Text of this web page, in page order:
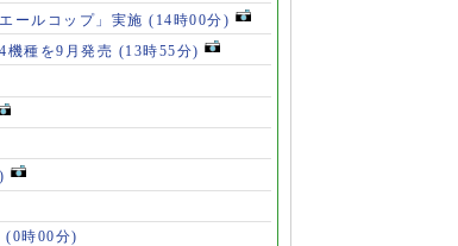
ールコップ」実施 (14時00分)
機種を9月発売 (13時55分)
(0時00分)